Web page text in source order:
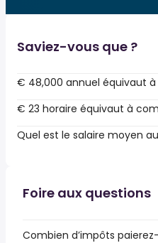
Saviez-vous que ?
€ 48,000 annuel équivaut
€ 23 horaire équivaut à
Quel est le salaire moyen
Foire aux questions
Combien d’impôts